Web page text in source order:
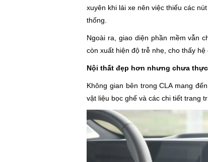
xuyên khi lái xe nên việc thiếu các
thống.
Ngoài ra, giao diện phần mềm vẫn
còn xuất hiện độ trễ nhẹ, cho thấy
Nội thất đẹp hơn nhưng chưa
Không gian bên trong CLA mang
vật liệu bọc ghế và các chi tiết trang